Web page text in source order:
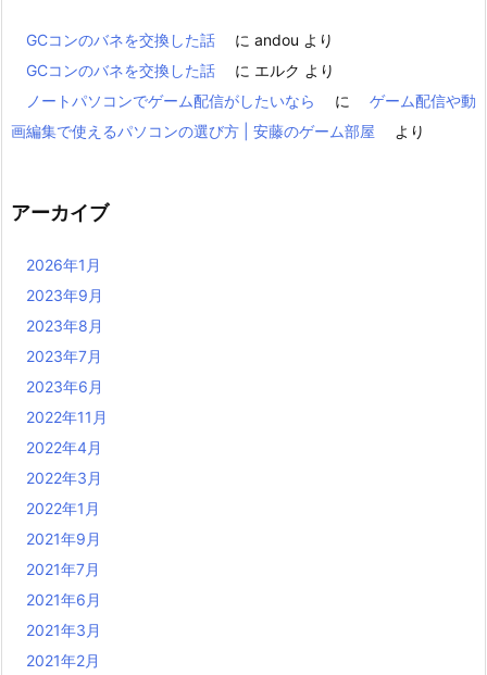
GCコンのバネを交換した話 に andou より
GCコンのバネを交換した話
に エルク より
ノートパソコンでゲーム配信がしたいなら
に
ゲーム配信や動
画編集で使えるパソコンの選び方 | 安藤のゲーム部屋
より
アーカイブ
2026年1月
2023年9月
2023年8月
2023年7月
2023年6月
2022年11月
2022年4月
2022年3月
2022年1月
2021年9月
2021年7月
2021年6月
2021年3月
2021年2月